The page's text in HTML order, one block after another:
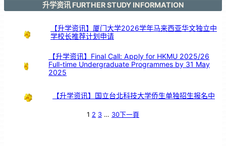
升学资讯 FURTHER STUDY INFORMATION
【升学资讯】厦门大学2026学年马来西亚华文独立中
学校长推荐计划申请
【升学资讯】Final Call: Apply for HKMU 2025/26
Full-time Undergraduate Programmes by 31 May
2025
【升学资讯】国立台北科技大学侨生单独招生报名中
1 2 3 … 30下一頁